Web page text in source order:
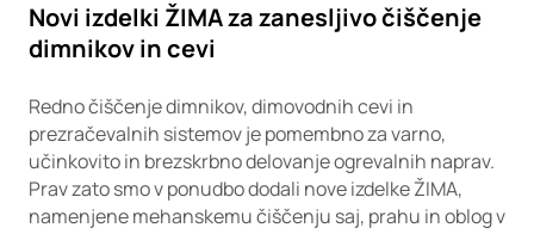
Novi izdelki ŽIMA za zanesljivo čiščenje
dimnikov in cevi
Redno čiščenje dimnikov, dimovodnih cevi in
prezračevalnih sistemov je pomembno za varno,
učinkovito in brezskrbno delovanje ogrevalnih naprav.
Prav zato smo v ponudbo dodali nove izdelke ŽIMA,
namenjene mehanskemu čiščenju saj, prahu in oblog v